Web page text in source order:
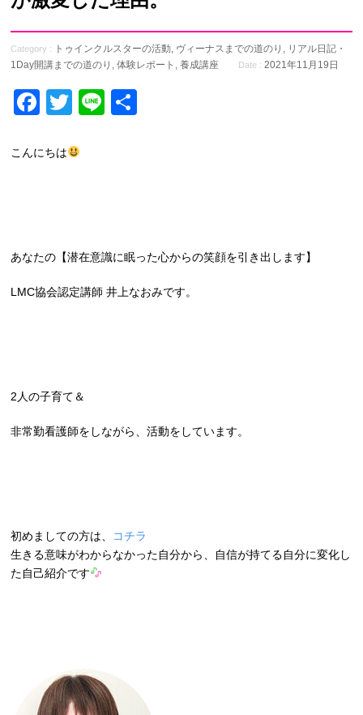
Category : トゥインクルスターの活動, ヴィーナスまでの道のり , リアル日記・
1Day開講までの道のり ,体験レポート ,養成講座 Date : 2021年11月19日
Facebook
Twitter
Line
こんにちは
あなたの【潜在意識に眠った心からの笑顔を引き出します】
LMC協会認定講師 井上なおみです。
2人の子育て＆
非常勤看護師をしながら、活動をしています。
初めましての方は、 コチラ
生きる意味がわからなかった自分から、自信が持てる自分に変化し
た自己紹介です